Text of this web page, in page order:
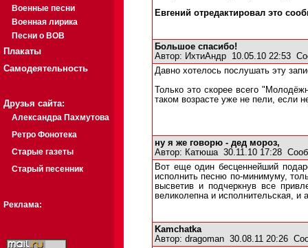
Военные песни
Военная лирика
Песни о ВОВ
Плакаты
Самодеятельность
Друзья сайта:
Александра Пахмутова
Ретро Фонотека
Старые газеты
Старый песенник
Реклама:
Евгений отредактировал это
Большое спасибо!
Автор: ИхтиАндр 10.05.10 22:53
Давно хотелось послушать эту
Только это скорее всего
таком возрасте уже не пели, если
ну я же говорю - дед мороз,
Автор: Катюша30.11.10 17:28
Вот еще один бесценнейший
исполнить песню по-минимуму,
высветив и подчеркнув все
великолепна и исполнительская, и
Kamchatka
Автор: dragoman 30.08.11 20:26